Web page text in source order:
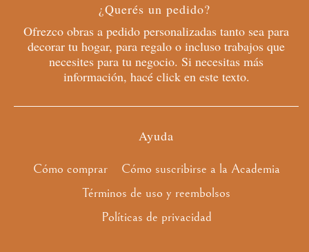
a
m
s
¿Querés un pedido?
Ofrezco obras a pedido personalizadas tanto sea para
decorar tu hogar, para regalo o incluso trabajos que
necesites para tu negocio. Si necesitas más
información, hacé click en este texto.
Ayuda
Cómo comprar
Cómo suscribirse a la Academia
Términos de uso y reembolsos
Políticas de privacidad